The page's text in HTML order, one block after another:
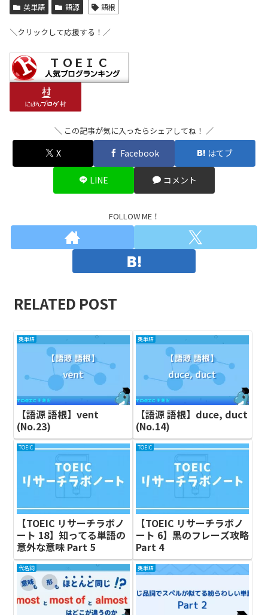
英単語 語源 語根
＼クリックして応援する！／
＼ この記事が気に入ったらシェアしてね！ ／
X Facebook はてブ
LINE コメント
FOLLOW ME！
RELATED POST
英単語
【語源 語根】vent
(No.23)
英単語
【語源 語根】duce, duct
(No.14)
TOEIC
【TOEIC リサーチラボノ
ート 18】知ってる単語の
意外な意味 Part 5
TOEIC
【TOEIC リサーチラボノ
ート 6】黒のフレーズ攻略
Part 4
代名詞 英単語